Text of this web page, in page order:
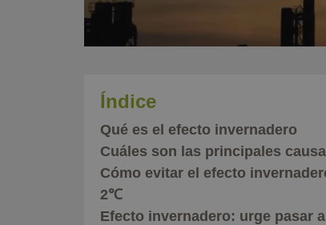
Índice
Qué es el efecto invernadero
Cuáles son las principales
Cómo evitar el efecto
2℃
Efecto invernadero: urge pasar